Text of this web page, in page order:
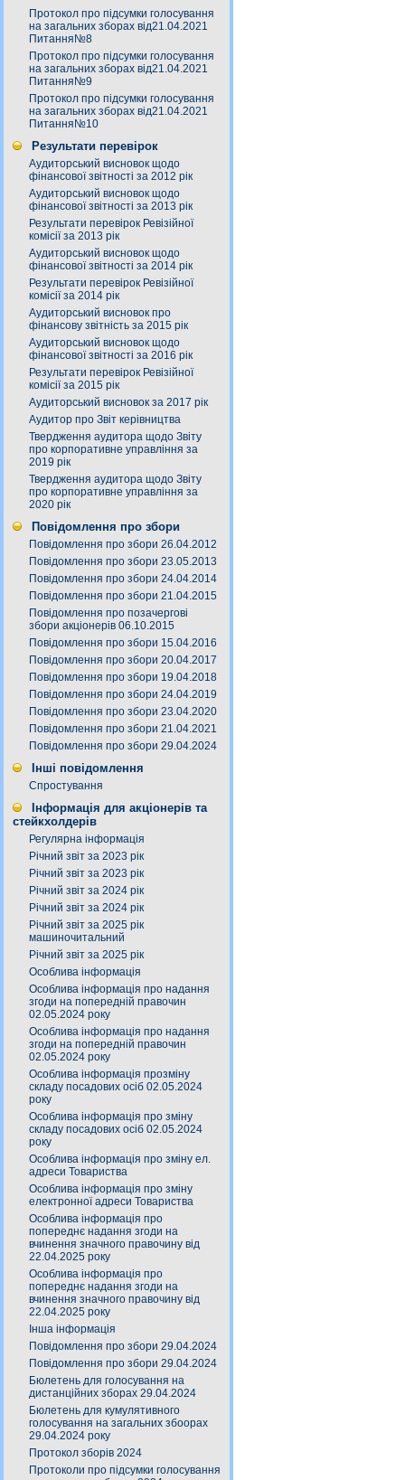
Протокол про підсумки голосування
на загальних зборах від21.04.2021
Питання№8
Протокол про підсумки голосування
на загальних зборах від21.04.2021
Питання№9
Протокол про підсумки голосування
на загальних зборах від21.04.2021
Питання№10
Результати перевірок
Аудиторський висновок щодо
фінансової звітності за 2012 рік
Аудиторський висновок щодо
фінансової звітності за 2013 рік
Результати перевірок Ревізійної
комісії за 2013 рік
Аудиторський висновок щодо
фінансової звітності за 2014 рік
Результати перевірок Ревізійної
комісії за 2014 рік
Аудиторський висновок про
фінансову звітність за 2015 рік
Аудиторський висновок щодо
фінансової звітності за 2016 рік
Результати перевірок Ревізійної
комісії за 2015 рік
Аудиторський висновок за 2017 рік
Аудитор про Звіт керівництва
Твердження аудитора щодо Звіту
про корпоративне управління за
2019 рік
Твердження аудитора щодо Звіту
про корпоративне управління за
2020 рік
Повідомлення про збори
Повідомлення про збори 26.04.2012
Повідомлення про збори 23.05.2013
Повідомлення про збори 24.04.2014
Повідомлення про збори 21.04.2015
Повідомлення про позачергові
збори акціонерів 06.10.2015
Повідомлення про збори 15.04.2016
Повідомлення про збори 20.04.2017
Повідомлення про збори 19.04.2018
Повідомлення про збори 24.04.2019
Повідомлення про збори 23.04.2020
Повідомлення про збори 21.04.2021
Повідомлення про збори 29.04.2024
Інші повідомлення
Спростування
Інформація для акціонерів та
стейкхолдерів
Регулярна інформація
Річний звіт за 2023 рік
Річний звіт за 2023 рік
Річний звіт за 2024 рік
Річний звіт за 2024 рік
Річний звіт за 2025 рік
машиночитальний
Річний звіт за 2025 рік
Особлива інформація
Особлива інформація про надання
згоди на попередній правочин
02.05.2024 року
Особлива інформація про надання
згоди на попередній правочин
02.05.2024 року
Особлива інформація прозміну
складу посадових осіб 02.05.2024
року
Особлива інформація про зміну
складу посадових осіб 02.05.2024
року
Особлива інформація про зміну ел.
адреси Товариства
Особлива інформація про зміну
електронної адреси Товариства
Особлива інформація про
попереднє надання згоди на
вчинення значного правочину від
22.04.2025 року
Особлива інформація про
попереднє надання згоди на
вчинення значного правочину від
22.04.2025 року
Інша інформація
Повідомлення про збори 29.04.2024
Повідомлення про збори 29.04.2024
Бюлетень для голосування на
дистанційних зборах 29.04.2024
Бюлетень для кумулятивного
голосування на загальних збоорах
29.04.2024 року
Протокол зборів 2024
Протоколи про підсумки голосування